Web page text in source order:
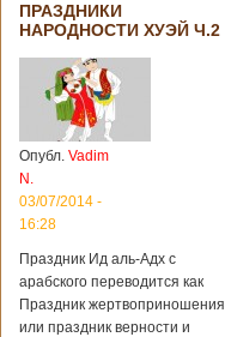
ПРАЗДНИКИ
НАРОДНОСТИ ХУЭЙ Ч.2
Опубл. Vadim
N.
03/07/2014 -
16:28
Праздник Ид аль-Адх с
арабского переводится как
Праздник жертвоприношения
или праздник верности и